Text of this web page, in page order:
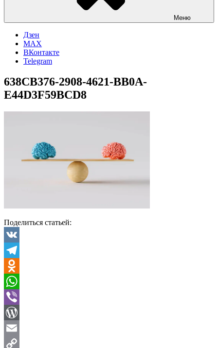
Меню
Дзен
MAX
ВКонтакте
Telegram
638CB376-2908-4621-BB0A-
E44D3F59BCD8
Поделиться статьей:
VK
Telegram
Odnoklassniki
WhatsApp
Viber
WordPress
Email